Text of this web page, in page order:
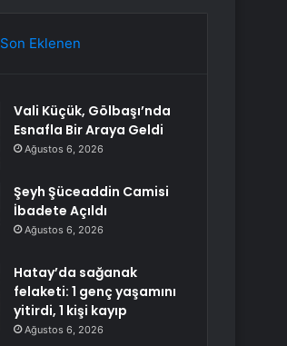
Son Eklenen
Vali Küçük, Gölbaşı’nda
Esnafla Bir Araya Geldi
Ağustos 6, 2026
Şeyh Şüceaddin Camisi
İbadete Açıldı
Ağustos 6, 2026
Hatay’da sağanak
felaketi: 1 genç yaşamını
yitirdi, 1 kişi kayıp
Ağustos 6, 2026